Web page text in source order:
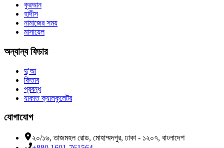
কুরআন
হাদীস
নামাজের সময়
মাসায়েল
অন্যান্য ফিচার
দু'আ
কিতাব
প্রবন্ধ
যাকাত ক্যালকুলেটর
যোগাযোগ
২০/১৬, তাজমহল রোড, মোহাম্মদপুর, ঢাকা - ১২০৭, বাংলাদেশ